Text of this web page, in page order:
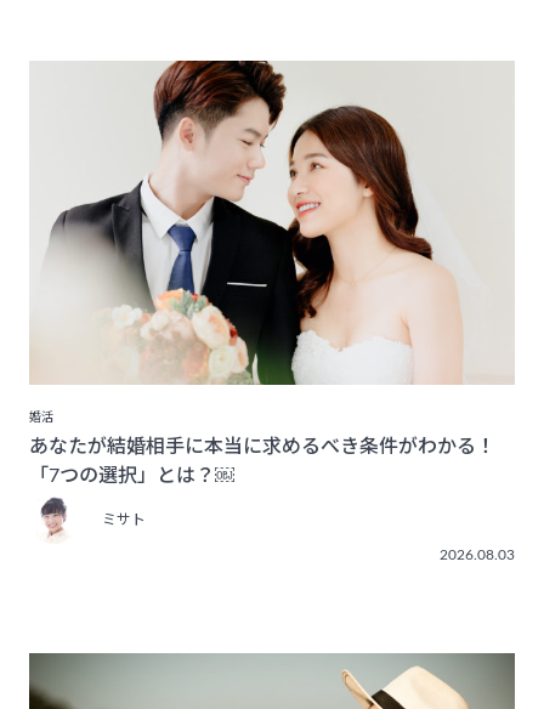
婚活
あなたが結婚相手に本当に求めるべき条件がわかる！
「7つの選択」とは？￼
ミサト
2026.08.03